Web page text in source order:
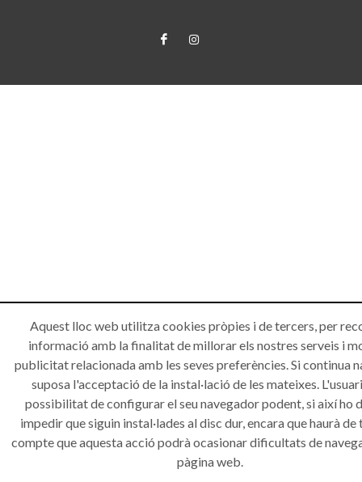
Aquest lloc web utilitza cookies pròpies i de tercers, per
informació amb la finalitat de millorar els nostres serveis i
publicitat relacionada amb les seves preferències. Si continua
suposa l'acceptació de la instal·lació de les mateixes.
possibilitat de configurar el seu navegador podent, si així ho
impedir que siguin instal·lades al disc dur, encara que haurà de
compte que aquesta acció podrà ocasionar dificultats de
pàgina web.